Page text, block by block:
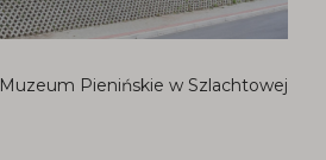
Muzeum Pienińskie w Szlachtowej